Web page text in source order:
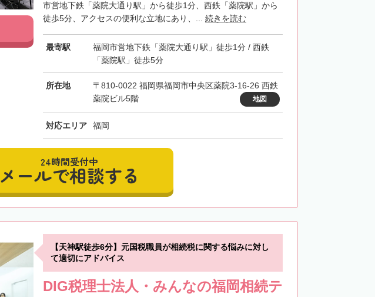
市営地下鉄「薬院大通り駅」から徒歩1分、西鉄「薬院駅」から
徒歩5分、アクセスの便利な立地にあり、... 続きを読む
最寄駅
福岡市営地下鉄「薬院大通り駅」徒歩1分 / 西鉄
「薬院駅」徒歩5分
所在地
〒810-0022 福岡県福岡市中央区薬院3-16-26 西鉄
薬院ビル5階
地図
対応エリア 福岡
24時間受付中
メールで相談する
【天神駅徒歩6分】元国税職員が相続税に関する悩みに対し
て適切にアドバイス
DIG税理士法人・みんなの福岡相続テ